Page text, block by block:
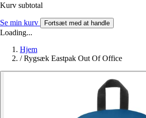
Kurv subtotal
Se min kurv Fortsæt med at handle
Loading...
Hjem
/ Rygsæk Eastpak Out Of Office